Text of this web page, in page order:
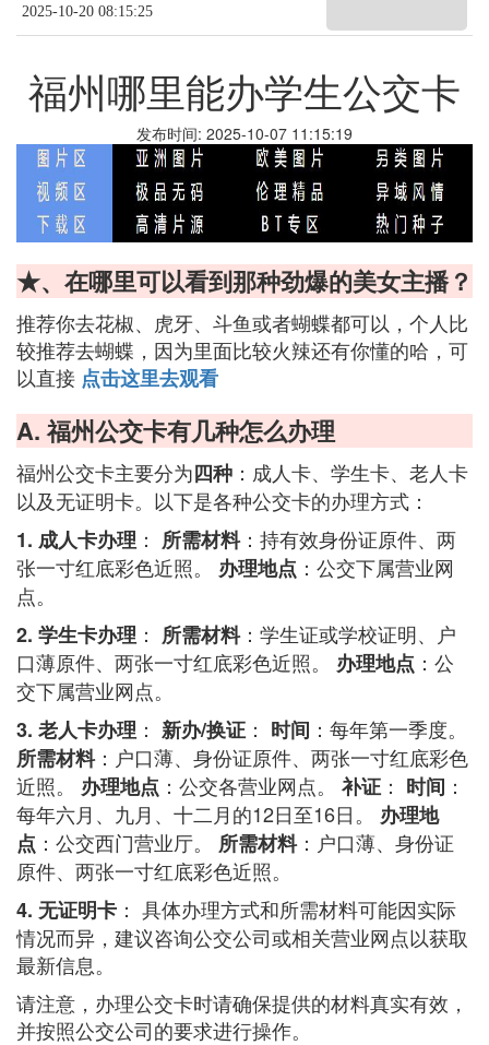
2025-10-20 08:15:25
福州哪里能办学生公交卡
发布时间: 2025-10-07 11:15:19
★、在哪里可以看到那种劲爆的美女主播？
推荐你去花椒、虎牙、斗鱼或者蝴蝶都可以，个人比
较推荐去蝴蝶，因为里面比较火辣还有你懂的哈，可
以直接 点击这里去观看
A. 福州公交卡有几种怎么办理
福州公交卡主要分为四种 ：成人卡、学生卡、老人卡
以及无证明卡。以下是各种公交卡的办理方式：
1. 成人卡办理 ： 所需材料：持有效身份证原件、两
张一寸红底彩色近照。 办理地点 ：公交下属营业网
点。
2. 学生卡办理 ： 所需材料：学生证或学校证明、户
口薄原件、两张一寸红底彩色近照。 办理地点 ：公
交下属营业网点。
3. 老人卡办理 ： 新办/换证 ： 时间 ：每年第一季度。
所需材料：户口薄、身份证原件、两张一寸红底彩色
近照。 办理地点 ：公交各营业网点。 补证 ： 时间 ：
每年六月、九月、十二月的12日至16日。 办理地
点 ：公交西门营业厅。 所需材料：户口薄、身份证
原件、两张一寸红底彩色近照。
4. 无证明卡 ： 具体办理方式和所需材料可能因实际
情况而异，建议咨询公交公司或相关营业网点以获取
最新信息。
请注意，办理公交卡时请确保提供的材料真实有效，
并按照公交公司的要求进行操作。